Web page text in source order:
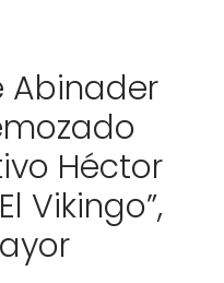
Abinader
Héctor
Vikingo”,